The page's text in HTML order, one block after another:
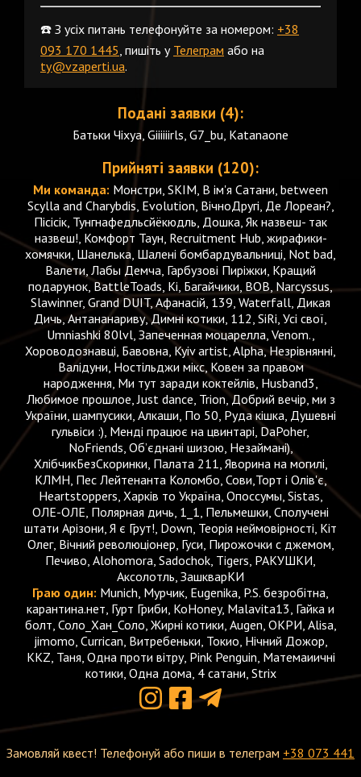
☎️ З усіх питань телефонуйте за номером: +38
093 170 1445, пишіть у Телеграм або на
ty@vzaperti.ua.
Подані заявки (4):
Батьки Чіхуа, Giiiiiirls, G7_bu, Katanaone
Прийняті заявки (120):
Ми команда: Монстри, SKIM, В ім'я Сатани, between
Scylla and Charybdis, Evolution, ВічноДругі, Де Лореан?,
Пісісік, Тунгнафедльсйёкюдль, Дошка, Як назвеш- так
назвеш!, Комфорт Таун, Recruitment Hub, жирафики-
хомячки, Шанелька, Шалені бомбардувальниці, Not bad,
Валети, Лабы Демча, Гарбузові Пиріжки, Кращий
подарунок, BattleToads, Кі, Багайчики, BOB, Narcyssus,
Slawinner, Grand DUIT, Афанасій, 139, Waterfall, Дикая
Дичь, Антананариву, Димні котики, 112, SiRi, Усі свої,
Umniashki 80lvl, Запеченная моцарелла, Venom.,
Хороводознавці, Бавовна, Kyiv artist, Alpha, Незрівнянні,
Валідуни, Ностільджи мікс, Ковен за правом
народження, Ми тут заради коктейлів, Husband3,
Любимое прошлое, Just dance, Trion, Добрий вечір, ми з
України, шампусики, Алкаши, По 50, Руда кішка, Душевні
гульвіси :), Менді працює на цвинтарі, DaPoher,
NoFriends, Обʼєднані шизою, Незаймані),
ХлібчикБезСкоринки, Палата 211, Яворина на могилі,
КЛМН, Пес Лейтенанта Коломбо, Сови,Торт і Олів'є,
Heartstoppers, Харків то Україна, Опоссумы, Sistas,
ОЛЕ-ОЛЕ, Полярная дичь, 1_1, Пельмешки, Сполучені
штати Арізони, Я є Грут!, Down, Теорія неймовірності, Кіт
Олег, Вічний революціонер, Гуси, Пирожочки с джемом,
Печиво, Alohomora, Sadochok, Tigers, РАКУШКИ,
Аксолотль, ЗашкварКИ
Граю один: Munich, Мурчик, Eugenika, P.S. безробітна,
карантина.нет, Гурт Гриби, KoHoney, Malavita13, Гайка и
болт, Соло_Хан_Соло, Жирні котики, Augen, ОКРИ, Alisa,
jimomo, Currican, Витребеньки, Токио, Нічний Дожор,
KKZ, Таня, Одна проти вітру, Pink Penguin, Матемаиичні
котики, Одна дома, 4 сатани, Strix
Замовляй квест! Телефонуй або пиши в телеграм +38 073 441